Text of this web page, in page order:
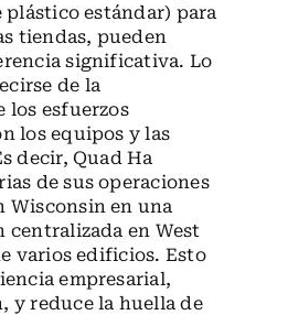
plástico estándar) para
tiendas, pueden
significativa. Lo
de la
los esfuerzos
los equipos y las
decir, Quad Ha
de sus operaciones
Wisconsin en una
centralizada en West
varios edificios. Esto
empresarial,
y reduce la huella de